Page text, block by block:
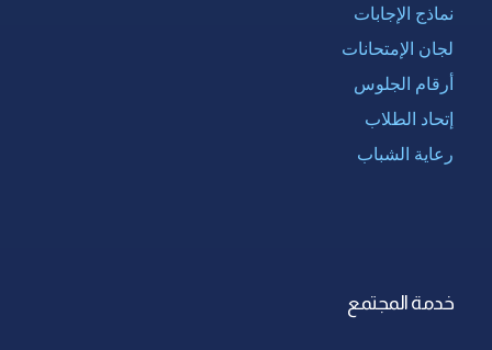
نماذج الإجابات
لجان الإمتحانات
أرقام الجلوس
إتحاد الطلاب
رعاية الشباب
خدمة المجتمع